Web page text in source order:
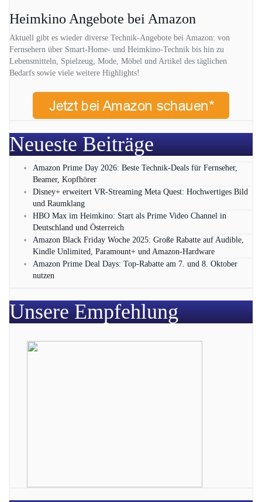
Heimkino Angebote bei Amazon
Aktuell gibt es wieder diverse Technik-Angebote bei Amazon: von
Fernsehern über Smart-Home- und Heimkino-Technik bis hin zu
Lebensmitteln, Spielzeug, Mode, Möbel und Artikel des täglichen
Bedarfs sowie viele weitere Highlights!
Neueste Beiträge
Amazon Prime Day 2026: Beste Technik-Deals für Fernseher,
Beamer, Kopfhörer
Disney+ erweitert VR‑Streaming Meta Quest: Hochwertiges Bild
und Raumklang
HBO Max im Heimkino: Start als Prime Video Channel in
Deutschland und Österreich
Amazon Black Friday Woche 2025: Große Rabatte auf Audible,
Kindle Unlimited, Paramount+ und Amazon‑Hardware
Amazon Prime Deal Days: Top-Rabatte am 7. und 8. Oktober
nutzen
Unsere Empfehlung